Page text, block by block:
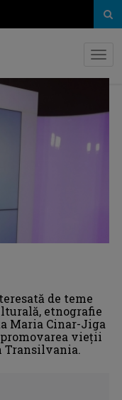
de teme
etnografie
Maria Cinar-Jiga
vieţii